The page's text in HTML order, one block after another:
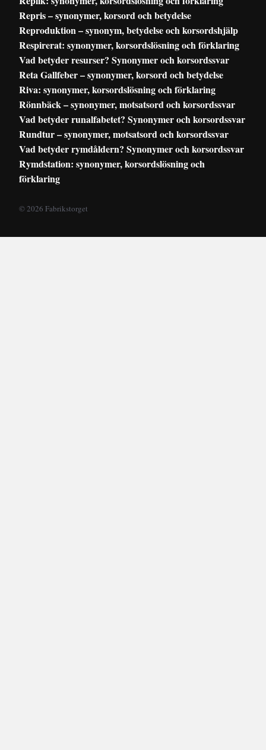
Repris – synonymer, korsord och betydelse
Reproduktion – synonym, betydelse och korsordshjälp
Respirerat: synonymer, korsordslösning och förklaring
Vad betyder resurser? Synonymer och korsordssvar
Reta Gallfeber – synonymer, korsord och betydelse
Riva: synonymer, korsordslösning och förklaring
Rönnbäck – synonymer, motsatsord och korsordssvar
Vad betyder runalfabetet? Synonymer och korsordssvar
Rundtur – synonymer, motsatsord och korsordssvar
Vad betyder rymdåldern? Synonymer och korsordssvar
Rymdstation: synonymer, korsordslösning och
förklaring
© 2026 Fabrikstorget